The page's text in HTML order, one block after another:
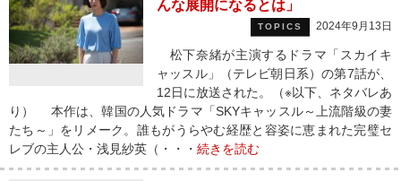
んな展開になるとは」
TOPICS 2024年9月13日
松下奈緒が主演するドラマ「スカイキ
ャッスル」（テレビ朝日系）の第7話が、
12日に放送された。（※以下、ネタバレあ
り） 本作は、韓国の人気ドラマ「SKYキャッスル～上流階級の妻
たち～」をリメーク。誰もがうらやむ経歴と容姿に恵まれた完璧セ
レブの主人公・浅見紗英（・・・ 続きを読む